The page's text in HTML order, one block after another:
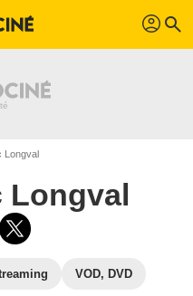
profil search
Longval
Longval
VOD, DVD